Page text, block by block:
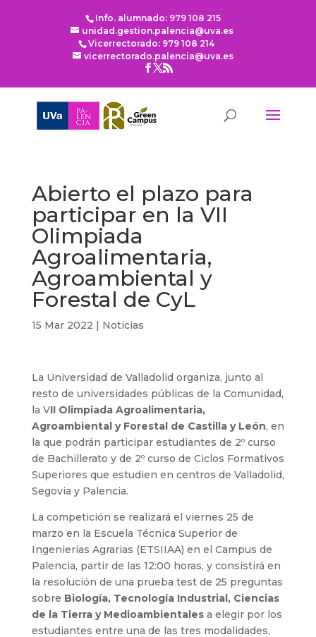
Info. alumnado: 979 108 215
unidad.gestion.palencia@uva.es
Vicerrectorado: 979 108 214
vicerrectorado.palencia@uva.es
Abierto el plazo para
participar en la VII
Olimpiada
Agroalimentaria,
Agroambiental y
Forestal de CyL
15 Mar 2022 | Noticias
La Universidad de Valladolid organiza, junto al
resto de universidades públicas de la Comunidad,
la VII Olimpiada Agroalimentaria,
Agroambiental y Forestal de Castilla y León, en
la que podrán participar estudiantes de 2º curso
de Bachillerato y de 2º curso de Ciclos Formativos
Superiores que estudien en centros de Valladolid,
Segovia y Palencia.
La competición se realizará el viernes 25 de
marzo en la Escuela Técnica Superior de
Ingenierías Agrarias (ETSIIAA) en el Campus de
Palencia, partir de las 12:00 horas, y consistirá en
la resolución de una prueba test de 25 preguntas
sobre Biología, Tecnología Industrial, Ciencias
de la Tierra y Medioambientalesa elegir por los
estudiantes entre una de las tres modalidades,